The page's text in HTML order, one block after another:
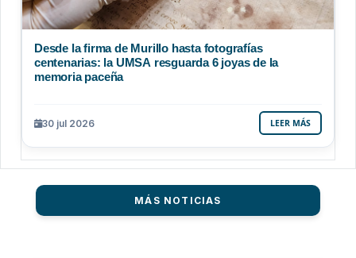
Desde la firma de Murillo hasta fotografías
centenarias: la UMSA resguarda 6 joyas de la
memoria paceña
30 jul 2026 LEER MÁS
MÁS NOTICIAS